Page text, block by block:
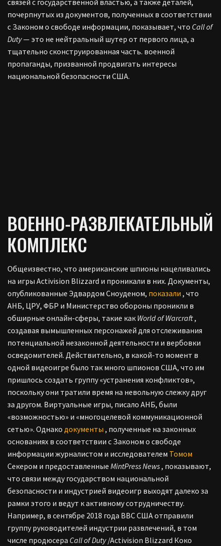
связей с государственной властью, а также деталей,
почерпнутых из документов, полученных в соответствии
с Законом о свободе информации, показывает, что Call of
Duty— это не нейтральный шутер от первого лица, а
тщательно сконструированная часть. военной
пропаганды, призванной продвигать интересы
национальной безопасности США.
ВОЕННО-РАЗВЛЕКАТЕЛЬНЫЙ
КОМПЛЕКС
Общеизвестно, что американские шпионы нацеливались
на игры Activision Blizzard и проникали в них. Документы,
опубликованные Эдвардом Сноуденом, показали , что
АНБ, ЦРУ, ФБР и Министерство обороны проникли в
обширные онлайн-сферы, такие как World of Warcraft,
создавая вымышленных персонажей для отслеживания
потенциальной незаконной деятельности и вербовки
осведомителей. Действительно, в какой-то момент в
одной видеоигре было так много шпионов США, что им
пришлось создать группу «устранения конфликтов»,
поскольку они тратили время на невольную слежку друг
за другом. Виртуальные игры, писало АНБ, были
«возможностью» и «многоцелевой коммуникационной
сетью». Однако документы , полученные на законных
основаниях в соответствии с Законом о свободе
информации журналистом и исследователем Томом
Секером и предоставленные MintPress News, показывают,
что связи между государством национальной
безопасности и индустрией видеоигр выходят далеко за
рамки этого и ведут к активному сотрудничеству.
Например, в сентябре 2018 года ВВС США отправили
группу руководителей индустрии развлечений, в том
числе продюсера Call of Duty/Activision Blizzard Коко